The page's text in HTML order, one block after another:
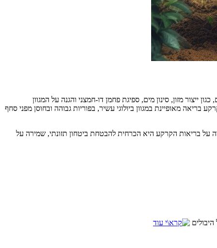
ייצור מזון, סינון מים, ספיגת פחמן דו-חמצני והגנה על המגוון
מאופיינת במגוון ביולוגי עשיר, בפוריות גבוהה ובחוסן מפני סחף
על בריאות הקרקע היא הכרחית להבטחת ביטחון תזונתי, שמירה על